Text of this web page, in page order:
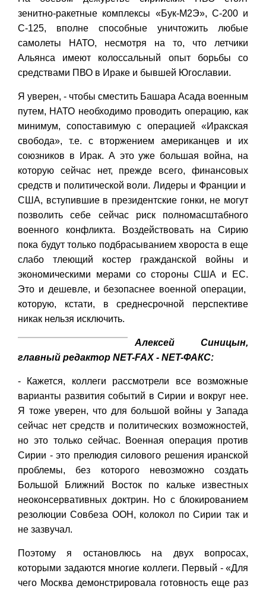
зенитно-ракетные комплексы «Бук-М2Э», С-200 и
С-125, вполне способные уничтожить любые
самолеты НАТО, несмотря на то, что летчики
Альянса имеют колоссальный опыт борьбы со
средствами ПВО в Ираке и бывшей Югославии.
Я уверен, - чтобы сместить Башара Асада военным
путем, НАТО необходимо проводить операцию, как
минимум, сопоставимую с операцией «Иракская
свобода», т.е. с вторжением американцев и их
союзников в Ирак. А это уже большая война, на
которую сейчас нет, прежде всего, финансовых
средств и политической воли. Лидеры и Франции и
США, вступившие в президентские гонки, не могут
позволить себе сейчас риск полномасштабного
военного конфликта. Воздействовать на Сирию
пока будут только подбрасыванием хвороста в еще
слабо тлеющий костер гражданской войны и
экономическими мерами со стороны США и ЕС.
Это и дешевле, и безопаснее военной операции,
которую, кстати, в среднесрочной перспективе
никак нельзя исключить.
Алексей Синицын,
главный редактор NET-FAX - NET-ФАКС:
- Кажется, коллеги рассмотрели все возможные
варианты развития событий в Сирии и вокруг нее.
Я тоже уверен, что для большой войны у Запада
сейчас нет средств и политических возможностей,
но это только сейчас. Военная операция против
Сирии - это прелюдия силового решения иранской
проблемы, без которого невозможно создать
Большой Ближний Восток по кальке известных
неоконсервативных доктрин. Но с блокированием
резолюции Совбеза ООН, колокол по Сирии так и
не зазвучал.
Поэтому я остановлюсь на двух вопросах,
которыми задаются многие коллеги. Первый - «Для
чего Москва демонстрировала готовность еще раз